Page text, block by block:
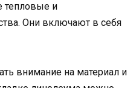
тепловые и
Они включают в себя
внимание на материал и